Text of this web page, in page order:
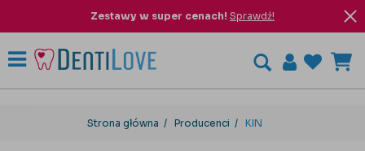
Zestawy w super cenach! Sprawdź!
Strona główna Producenci KIN